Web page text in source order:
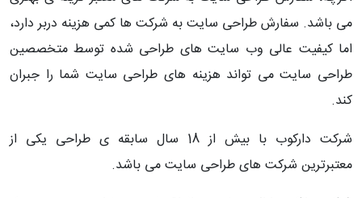
می باشد. سفارش طراحی سایت به شرکت ها کمی هزینه دربر دارد،
اما کیفیت عالی وب سایت های طراحی شده توسط متخصصین
طراحی سایت می تواند هزینه های طراحی سایت شما را جبران
کند.
شرکت دارکوب با بیش از 18 سال سابقه ی طراحی یکی از
معتبرترین شرکت های طراحی سایت می باشد.